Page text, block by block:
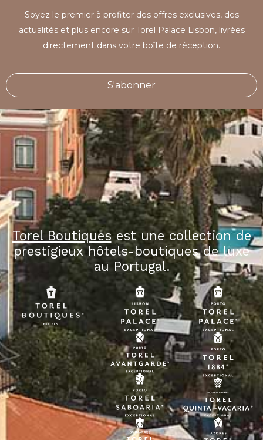
Soyez le premier à profiter des offres exclusives, des
actualités et plus encore sur Torel Palace Lisbon, livrées
directement dans votre boîte de réception.
S'abonner
Torel Boutiquesest une collection de
prestigieux hôtels-boutiques de luxe
au Portugal.